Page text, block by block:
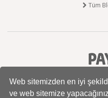
Web sitemizden en iyi
ve web sitemize
Tüm